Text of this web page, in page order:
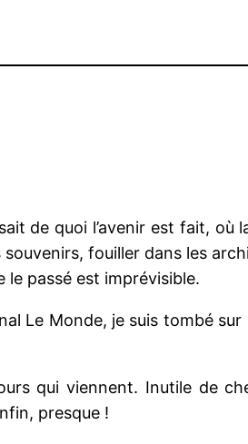
de quoi l’avenir est fait,
fouiller dans les
le passé est imprévisible.
Le Monde, je suis tombé
qui viennent. Inutile de
presque !